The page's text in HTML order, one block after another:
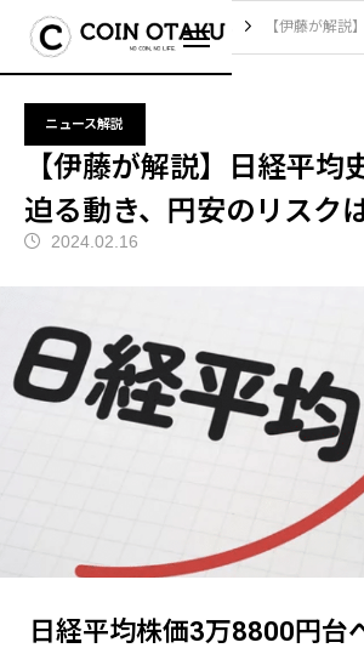
ブログ ニュース解説 【伊藤が解説】日経平均
ニュース解説
【伊藤が解説】日経平均
迫る動き、円安のリスク
2024.02.16
日経平均株価3万8800円台